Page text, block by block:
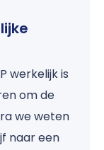
werkelijk is
om de
we weten
naar een